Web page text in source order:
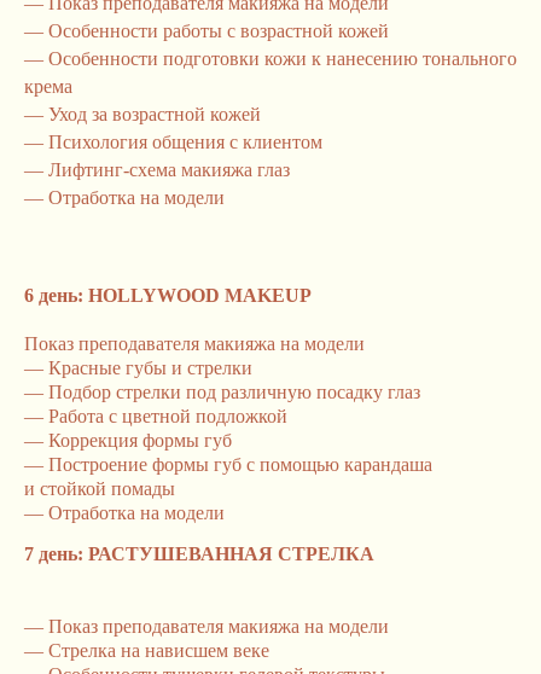
— Особенности работы с возрастной кожей
— Особенности подготовки кожи к нанесению тонального
крема
— Уход за возрастной кожей
— Психология общения с клиентом
— Лифтинг-схема макияжа глаз
— Отработка на модели
6 день: HOLLYWOOD MAKEUP
Показ преподавателя макияжа на модели
— Красные губы и стрелки
— Подбор стрелки под различную посадку глаз
— Работа с цветной подложкой
— Коррекция формы губ
— Построение формы губ с помощью карандаша
и стойкой помады
— Отработка на модели
7 день: РАСТУШЕВАННАЯ СТРЕЛКА
— Показ преподавателя макияжа на модели
— Стрелка на нависшем веке